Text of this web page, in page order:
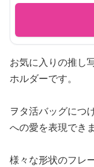
お気に入りの推し
ホルダーです。
ヲタ活バッグにつ
への愛を表現できま
様々な形状のフレ